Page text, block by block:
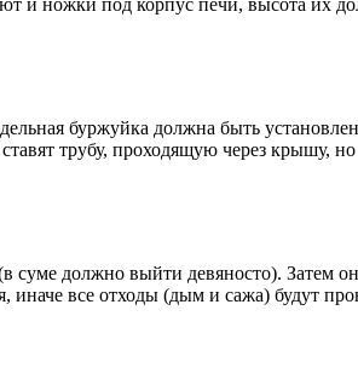
и ножки под корпус печи, высота их
буржуйка должна быть
трубу, проходящую через крышу,
должно выйти девяносто). Затем
все отходы (дым и сажа) будут